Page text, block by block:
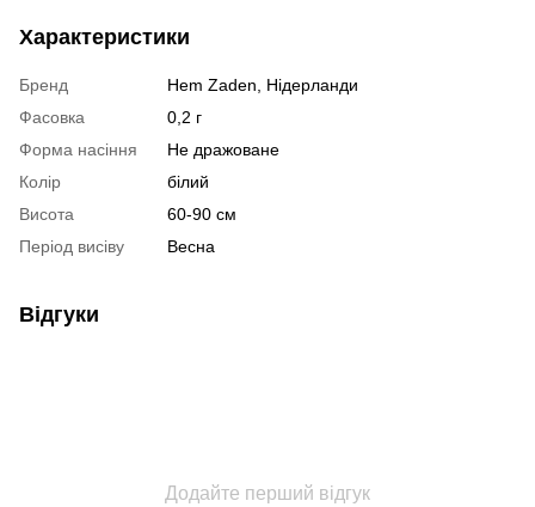
Характеристики
Бренд
Hem Zaden, Нідерланди
Фасовка
0,2 г
Форма насіння
Не дражоване
Колір
білий
Висота
60-90 см
Період висіву
Весна
Відгуки
Додайте перший відгук